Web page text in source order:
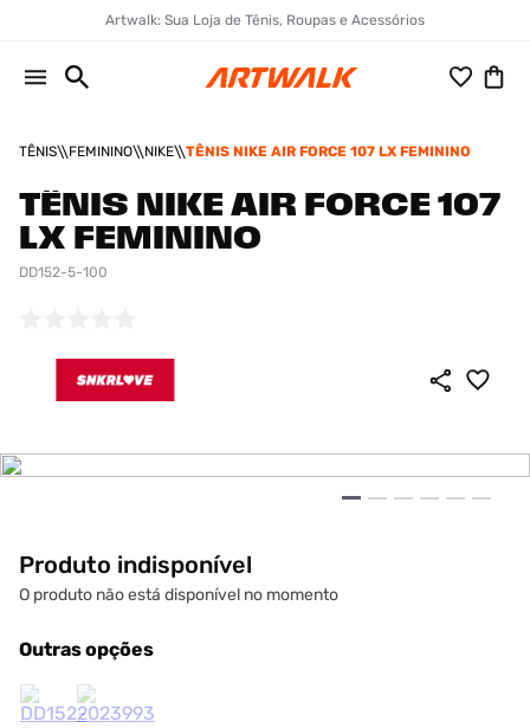
Artwalk: Sua Loja de Tênis, Roupas e Acessórios
TÊNIS FEMININO NIKE TÊNIS NIKE AIR FORCE 107 LX FEMININO
TÊNIS NIKE AIR FORCE 107
LX FEMININO
DD152-5-100
Produto indisponível
O produto não está disponível no momento
Outras opções